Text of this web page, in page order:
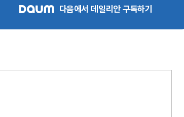
다음에서 데일리안 구독하기